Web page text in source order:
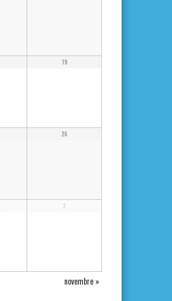
19
26
2
novembre »